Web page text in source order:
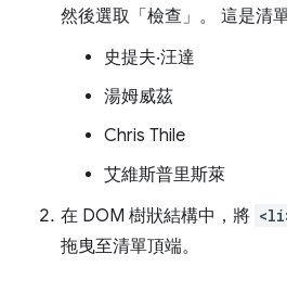
然後選取「檢查」 。 這是清
史提夫‧汪達
湯姆威茲
Chris Thile
艾維斯普里斯萊
在 DOM 樹狀結構中，將
拖曳至清單頂端。